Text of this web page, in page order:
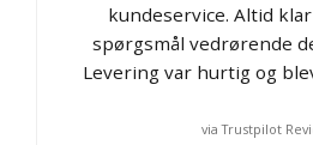
kundeservice. Altid
spørgsmål vedrørende
Levering var hurtig og
via Trustpilot